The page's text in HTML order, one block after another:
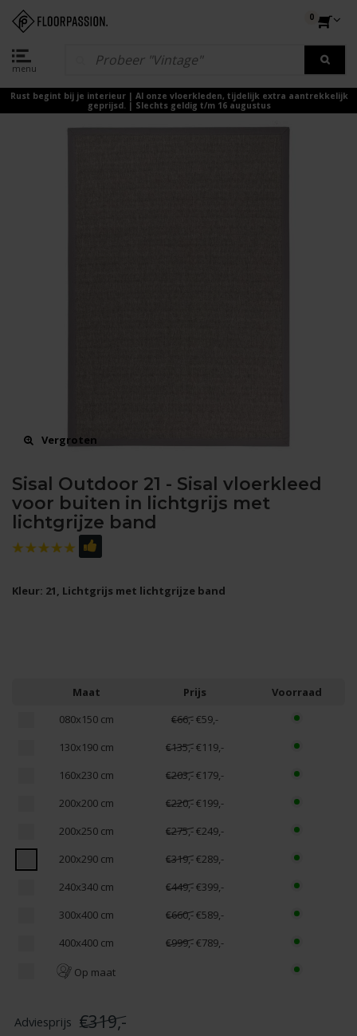
menu
0
Rust begint bij je interieur | Al onze vloerkleden, tijdelijk extra aantrekkelijk
geprijsd. | Slechts geldig t/m 16 augustus
Vergroten
Sisal Outdoor 21 - Sisal vloerkleed
voor buiten in lichtgrijs met
lichtgrijze band
Kleur: 21, Lichtgrijs met lichtgrijze band
Maat Prijs
Voorraad
080x150 cm
€66,-€59,-
130x190 cm
€135,-€119,-
160x230 cm
€203,-€179,-
200x200 cm
€220,-€199,-
200x250 cm
€275,-€249,-
200x290 cm
€319,-€289,-
240x340 cm
€449,-€399,-
300x400 cm
€660,-€589,-
400x400 cm
€999,-€789,-
Op maat
€319,-